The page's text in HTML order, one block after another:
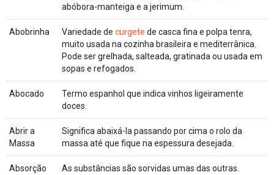
abóbora-manteiga e a jerimum.
Abobrinha Variedade de curgete de casca fina e polpa tenra,
muito usada na cozinha brasileira e mediterrânica.
Pode ser grelhada, salteada, gratinada ou usada em
sopas e refogados.
Abocado
Termo espanhol que indica vinhos ligeiramente
doces.
Abrir a
Massa
Significa abaixá-la passando por cima o rolo da
massa até que fique na espessura desejada.
Absorção As substâncias são sorvidas umas das outras.